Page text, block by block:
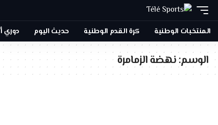
المنتخبات الوطنية كرة القدم الوطنية حديث اليوم دوري
الوسم:نهضة الزمامرة